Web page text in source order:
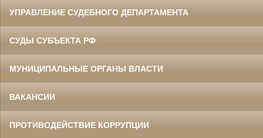
УПРАВЛЕНИЕ СУДЕБНОГО ДЕПАРТАМЕНТА
СУДЫ СУБЪЕКТА РФ
МУНИЦИПАЛЬНЫЕ ОРГАНЫ ВЛАСТИ
ВАКАНСИИ
ПРОТИВОДЕЙСТВИЕ КОРРУПЦИИ